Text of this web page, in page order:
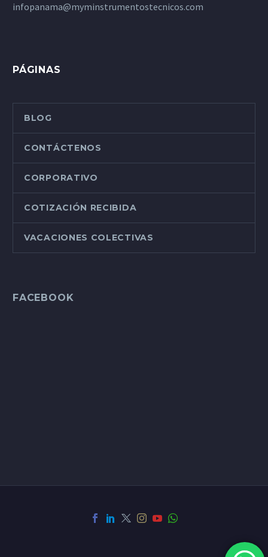
infopanama@myminstrumentostecnicos.com
PÁGINAS
BLOG
CONTÁCTENOS
CORPORATIVO
COTIZACIÓN RECIBIDA
VACACIONES COLECTIVAS
FACEBOOK